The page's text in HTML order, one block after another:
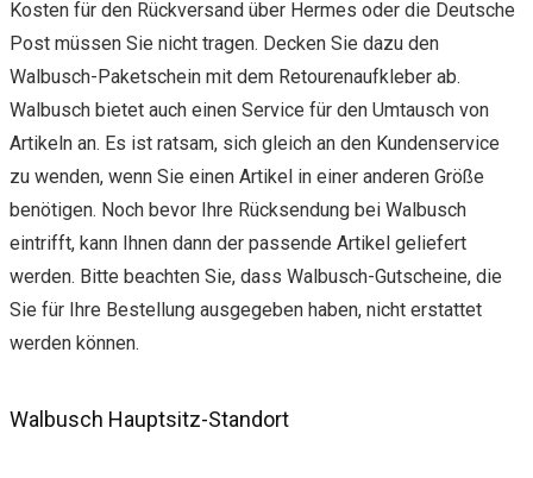
Kosten für den Rückversand über Hermes oder die Deutsche
Post müssen Sie nicht tragen. Decken Sie dazu den
Walbusch-Paketschein mit dem Retourenaufkleber ab.
Walbusch bietet auch einen Service für den Umtausch von
Artikeln an. Es ist ratsam, sich gleich an den Kundenservice
zu wenden, wenn Sie einen Artikel in einer anderen Größe
benötigen. Noch bevor Ihre Rücksendung bei Walbusch
eintrifft, kann Ihnen dann der passende Artikel geliefert
werden. Bitte beachten Sie, dass Walbusch-Gutscheine, die
Sie für Ihre Bestellung ausgegeben haben, nicht erstattet
werden können.
Walbusch Hauptsitz-Standort